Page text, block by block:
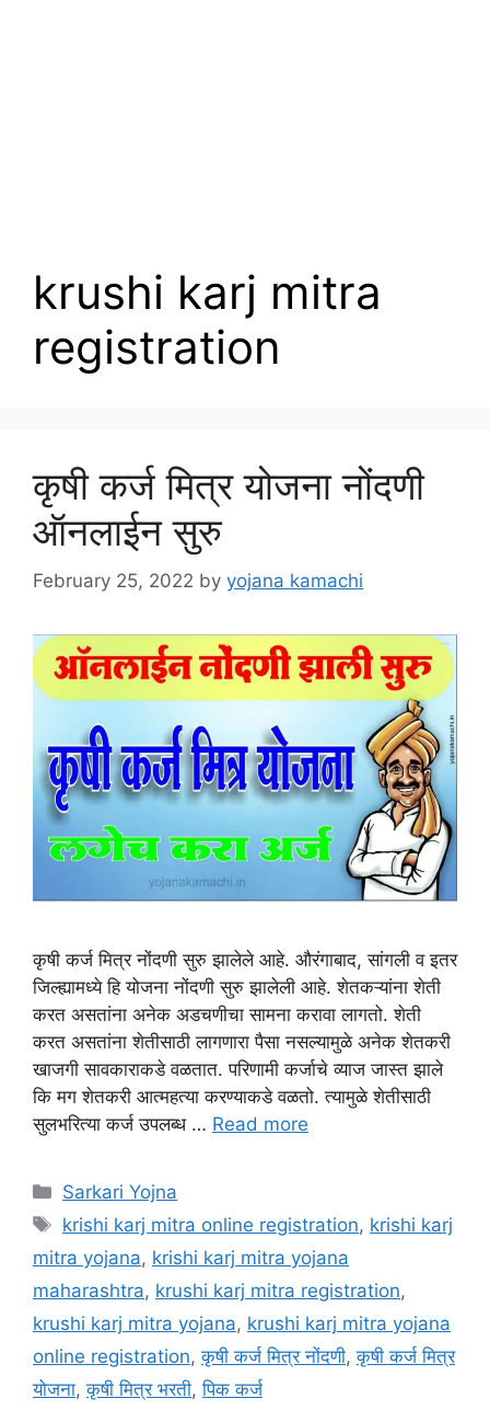
krushi karj mitra
registration
कृषी कर्ज मित्र योजना नोंदणी
ऑनलाईन सुरु
February 25, 2022 by yojana kamachi
कृषी कर्ज मित्र नोंदणी सुरु झालेले आहे. औरंगाबाद, सांगली व इतर
जिल्ह्यामध्ये हि योजना नोंदणी सुरु झालेली आहे. शेतकऱ्यांना शेती
करत असतांना अनेक अडचणीचा सामना करावा लागतो. शेती
करत असतांना शेतीसाठी लागणारा पैसा नसल्यामुळे अनेक शेतकरी
खाजगी सावकाराकडे वळतात. परिणामी कर्जाचे व्याज जास्त झाले
कि मग शेतकरी आत्महत्या करण्याकडे वळतो. त्यामुळे शेतीसाठी
सुलभरित्या कर्ज उपलब्ध … Read more
Categories
Sarkari Yojna
Tags
krishi karj mitra online registration, krishi karj
mitra yojana, krishi karj mitra yojana
maharashtra, krushi karj mitra registration,
krushi karj mitra yojana, krushi karj mitra yojana
online registration,कृषी कर्ज मित्र नोंदणी,कृषी कर्ज मित्र
योजना,कृषी मित्र भरती,पिक कर्ज